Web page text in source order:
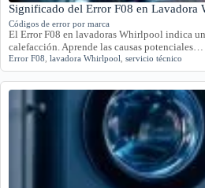
Significado del Error F08 en Lavadora
Códigos de error por marca
El Error F08 en lavadoras Whirlpool indica
calefacción. Aprende las causas potenciales…
Error F08 lavadora Whirlpool servicio técnico